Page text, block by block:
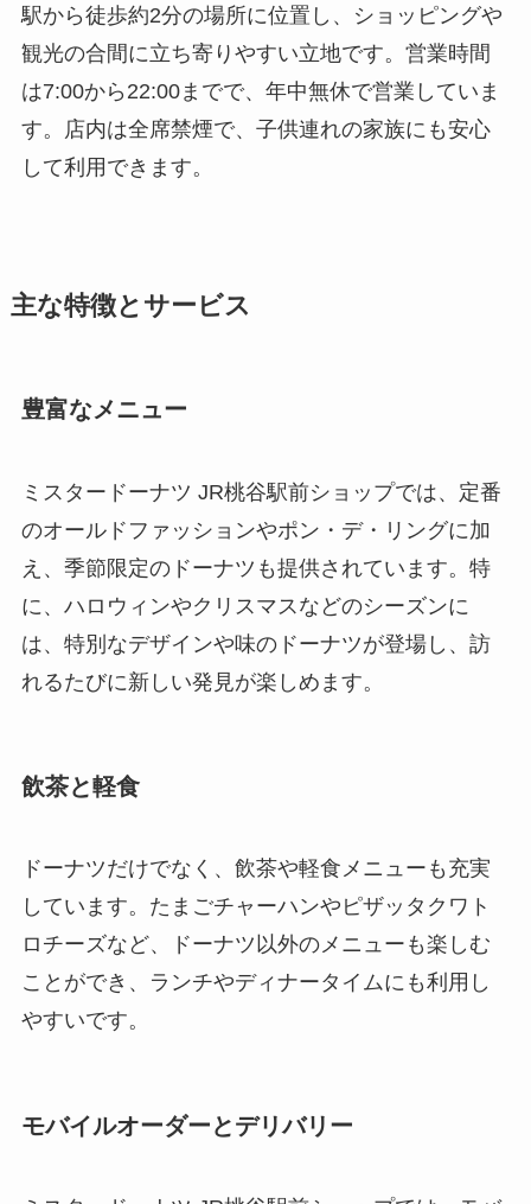
駅から徒歩約2分の場所に位置し、ショッピングや
観光の合間に立ち寄りやすい立地です。営業時間
は7:00から22:00までで、年中無休で営業していま
す。店内は全席禁煙で、子供連れの家族にも安心
して利用できます。
主な特徴とサービス
豊富なメニュー
ミスタードーナツ JR桃谷駅前ショップでは、定番
のオールドファッションやポン・デ・リングに加
え、季節限定のドーナツも提供されています。特
に、ハロウィンやクリスマスなどのシーズンに
は、特別なデザインや味のドーナツが登場し、訪
れるたびに新しい発見が楽しめます。
飲茶と軽食
ドーナツだけでなく、飲茶や軽食メニューも充実
しています。たまごチャーハンやピザッタクワト
ロチーズなど、ドーナツ以外のメニューも楽しむ
ことができ、ランチやディナータイムにも利用し
やすいです。
モバイルオーダーとデリバリー